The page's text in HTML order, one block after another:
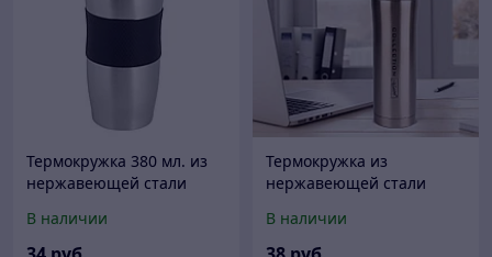
Термокружка 380 мл. из
нержавеющей стали
вставкой NB 101304
В наличии
Термокружка из
нержавеющей стали
В наличии